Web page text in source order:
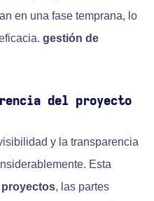
en una fase temprana, lo
gestión de
del proyecto
y la transparencia
Esta
, las partes